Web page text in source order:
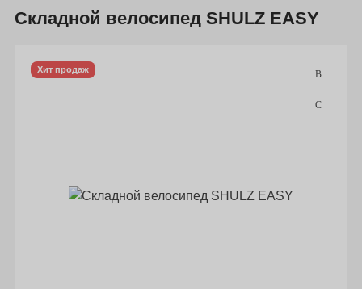
Складной велосипед SHULZ EASY
Хит продаж